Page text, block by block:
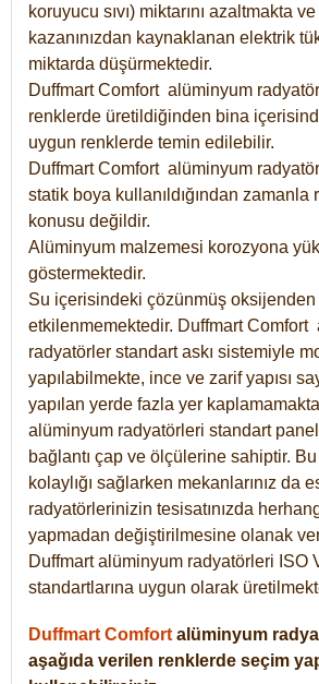
koruyucu sıvı) miktarını azaltmakta
kazanınızdan kaynaklanan elektrik
miktarda düşürmektedir.
Duffmart Comfort alüminyum
renklerde üretildiğinden bina
uygun renklerde temin edilebilir.
DuffmartComfort alüminyum
statik boya kullanıldığından zamanla
konusu değildir.
Alüminyum malzemesi korozyona
göstermektedir.
Su içerisindeki çözünmüş oksijenden
etkilenmemektedir. DuffmartComfort
radyatörler standart askı sistemiyle
yapılabilmekte, ince ve zarif yapısı
yapılan yerde fazla yer
alüminyum radyatörleri standart
bağlantı çap ve ölçülerine sahiptir.
kolaylığı sağlarken mekanlarınız da
radyatörlerinizin tesisatınızda
yapmadan değiştirilmesine olanak
Duffmart alüminyum radyatörleri ISO
standartlarına uygun olarak
Duffmart Comfort alüminyum
aşağıda verilen renklerde seçim